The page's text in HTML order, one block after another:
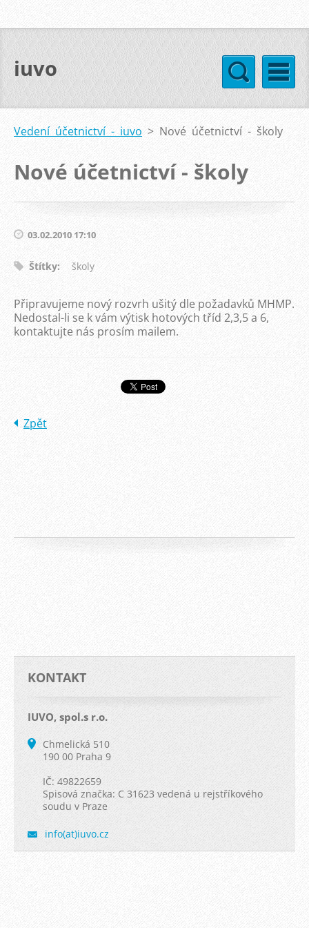
iuvo
Vedení účetnictví - iuvo > Nové účetnictví - školy
Nové účetnictví - školy
03.02.2010 17:10
Štítky: školy
Připravujeme nový rozvrh ušitý dle požadavků MHMP.
Nedostal-li se k vám výtisk hotových tříd 2,3,5 a 6,
kontaktujte nás prosím mailem.
Zpět
KONTAKT
IUVO, spol.s r.o.
Chmelická 510
190 00 Praha 9
IČ: 49822659
Spisová značka: C 31623 vedená u rejstříkového
soudu v Praze
info(at)iuvo.cz